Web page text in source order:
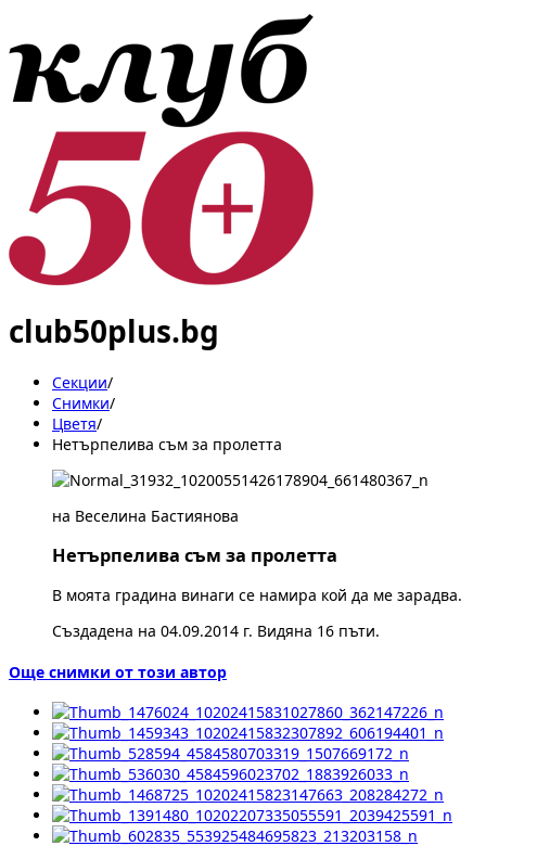
club50plus.bg
Секции/
Снимки/
Цветя/
Нетърпелива съм за пролетта
на Веселина Бастиянова
Нетърпелива съм за пролетта
В моята градина винаги се намира кой да ме зарадва.
Създадена на 04.09.2014 г. Видяна 16 пъти.
Още снимки от този автор